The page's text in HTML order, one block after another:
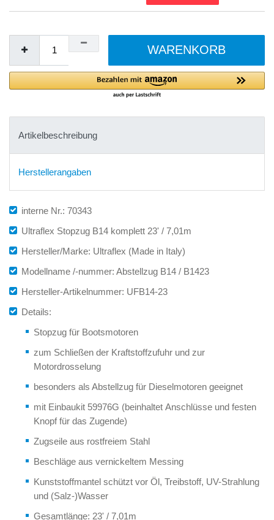
WARENKORB
Artikelbeschreibung
Herstellerangaben
interne Nr.: 70343
Ultraflex Stopzug B14 komplett 23' / 7,01m
Hersteller/Marke: Ultraflex (Made in Italy)
Modellname /-nummer: Abstellzug B14 / B1423
Hersteller-Artikelnummer: UFB14-23
Details:
Stopzug für Bootsmotoren
zum Schließen der Kraftstoffzufuhr und zur
Motordrosselung
besonders als Abstellzug für Dieselmotoren geeignet
mit Einbaukit 59976G (beinhaltet Anschlüsse und festen
Knopf für das Zugende)
Zugseile aus rostfreiem Stahl
Beschläge aus vernickeltem Messing
Kunststoffmantel schützt vor Öl, Treibstoff, UV-Strahlung
und (Salz-)Wasser
Gesamtlänge: 23' / 7,01m